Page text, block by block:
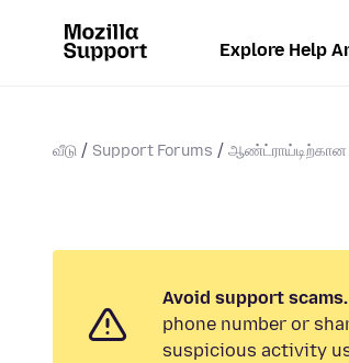
Explore Help
வீடு Support Forums ஆண்ட்ராய்டிற்கான
Avoid support scams.
phone number or
suspicious activity